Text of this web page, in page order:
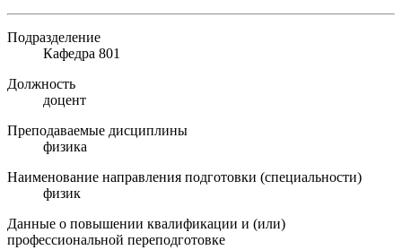
Подразделение
Кафедра 801
Должность
доцент
Преподаваемые дисциплины
физика
Наименование направления подготовки (специальности)
физик
Данные о повышении квалификации и (или)
профессиональной переподготовке